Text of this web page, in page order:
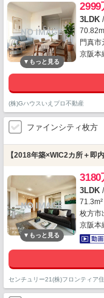
2999
3LDK /
門真市
京阪本
(株)Gハウスいえプロ不動産
ファインシティ枚方
【2018年築×WIC2カ所＋即
3180
3LDK /
枚方市
京阪本
センチュリー21(株)フロンティア